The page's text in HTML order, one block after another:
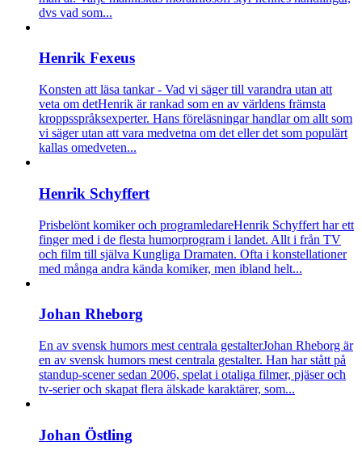
dvs vad som...
Henrik Fexeus
Konsten att läsa tankar - Vad vi säger till varandra utan att
veta om detHenrik är rankad som en av världens främsta
kroppsspråksexperter. Hans föreläsningar handlar om allt som
vi säger utan att vara medvetna om det eller det som populärt
kallas omedveten...
Henrik Schyffert
Prisbelönt komiker och programledareHenrik Schyffert har ett
finger med i de flesta humorprogram i landet. Allt i från TV
och film till själva Kungliga Dramaten. Ofta i konstellationer
med många andra kända komiker, men ibland helt...
Johan Rheborg
En av svensk humors mest centrala gestalterJohan Rheborg är
en av svensk humors mest centrala gestalter. Han har stått på
standup-scener sedan 2006, spelat i otaliga filmer, pjäser och
tv-serier och skapat flera älskade karaktärer, som...
Johan Östling